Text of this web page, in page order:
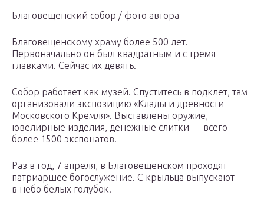
Благовещенский собор / фото автора
Благовещенскому храму более 500 лет.
Первоначально он был квадратным и с тремя
главками. Сейчас их девять.
Собор работает как музей. Спуститесь в подклет, там
организовали экспозицию «Клады и древности
Московского Кремля». Выставлены оружие,
ювелирные изделия, денежные слитки — всего
более 1500 экспонатов.
Раз в год, 7 апреля, в Благовещенском проходят
патриаршее богослужение. С крыльца выпускают
в небо белых голубок.